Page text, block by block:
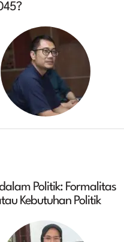
Politik: Formalitas
Kebutuhan Politik